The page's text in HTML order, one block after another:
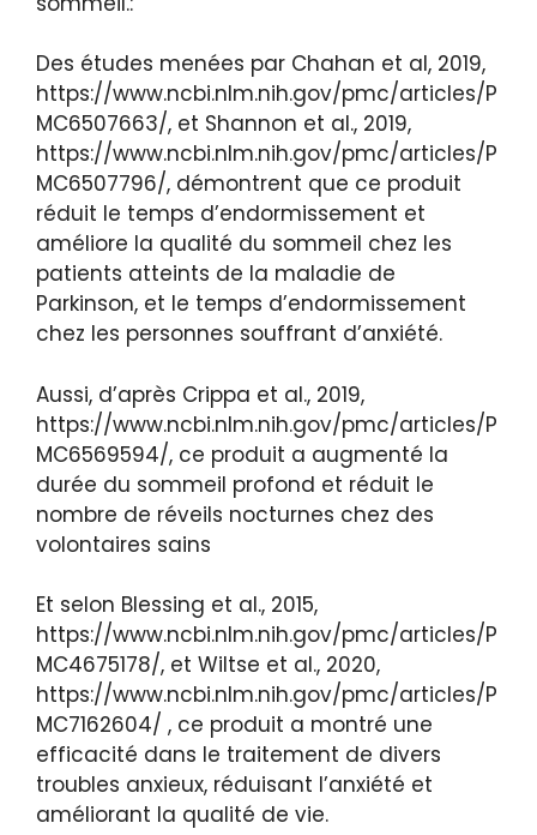
Des études menées par Chahan et al, 2019,
https://www.ncbi.nlm.nih.gov/pmc/articles/P
MC6507663/, et Shannon et al., 2019,
https://www.ncbi.nlm.nih.gov/pmc/articles/P
MC6507796/, démontrent que ce produit
réduit le temps d’endormissement et
améliore la qualité du sommeil chez les
patients atteints de la maladie de
Parkinson, et le temps d’endormissement
chez les personnes souffrant d’anxiété.
Aussi, d’après Crippa et al., 2019,
https://www.ncbi.nlm.nih.gov/pmc/articles/P
MC6569594/, ce produit a augmenté la
durée du sommeil profond et réduit le
nombre de réveils nocturnes chez des
volontaires sains
Et selon Blessing et al., 2015,
https://www.ncbi.nlm.nih.gov/pmc/articles/P
MC4675178/, et Wiltse et al., 2020,
https://www.ncbi.nlm.nih.gov/pmc/articles/P
MC7162604/ , ce produit a montré une
efficacité dans le traitement de divers
troubles anxieux, réduisant l’anxiété et
améliorant la qualité de vie.